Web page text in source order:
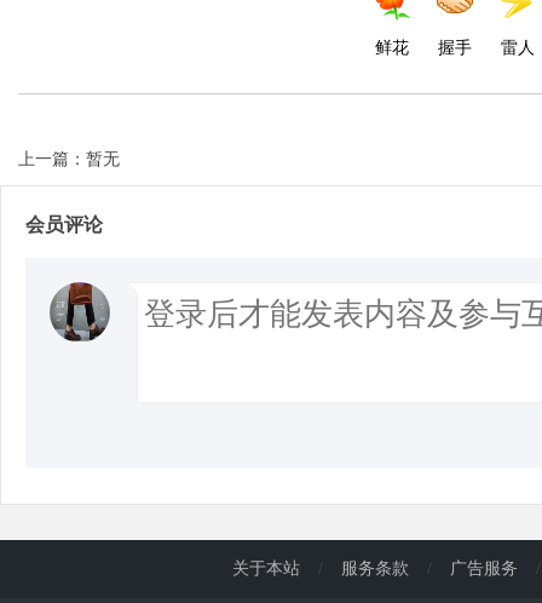
鲜花 握手 雷人
上一篇：暂无
会员评论
关于本站 / 服务条款 / 广告服务 /